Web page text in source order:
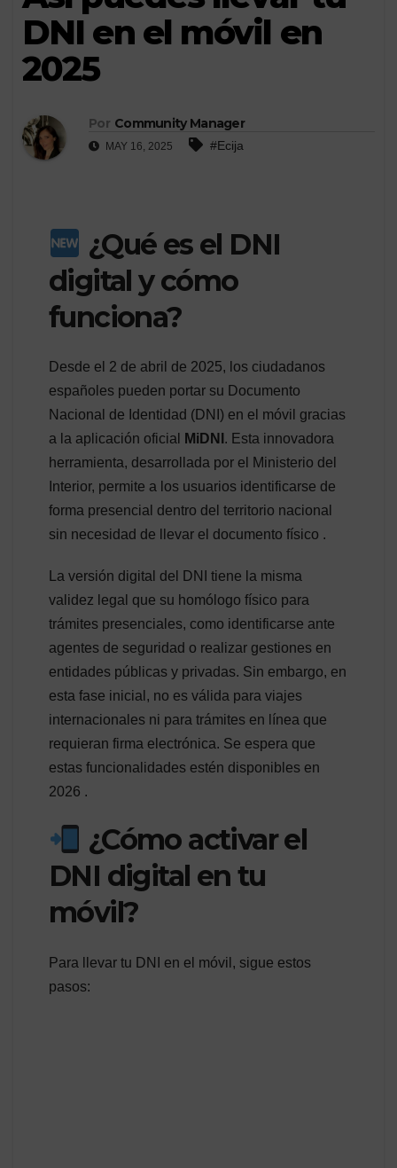
DNI en el móvil en
2025
Por Community Manager
MAY 16, 2025 #Ecija
¿Qué es el DNI
digital y cómo
funciona?
Desde el 2 de abril de 2025, los ciudadanos
españoles pueden portar su Documento
Nacional de Identidad (DNI) en el móvil gracias
a la aplicación oficial
MiDNI . Esta innovadora
herramienta, desarrollada por el Ministerio del
Interior, permite a los usuarios identificarse de
forma presencial dentro del territorio nacional
sin necesidad de llevar el documento físico .
La versión digital del DNI tiene la misma
validez legal que su homólogo físico para
trámites presenciales, como identificarse ante
agentes de seguridad o realizar gestiones en
entidades públicas y privadas. Sin embargo, en
esta fase inicial, no es válida para viajes
internacionales ni para trámites en línea que
requieran firma electrónica. Se espera que
estas funcionalidades estén disponibles en
2026 .
¿Cómo activar el
DNI digital en tu
móvil?
Para llevar tu DNI en el móvil, sigue estos
pasos: